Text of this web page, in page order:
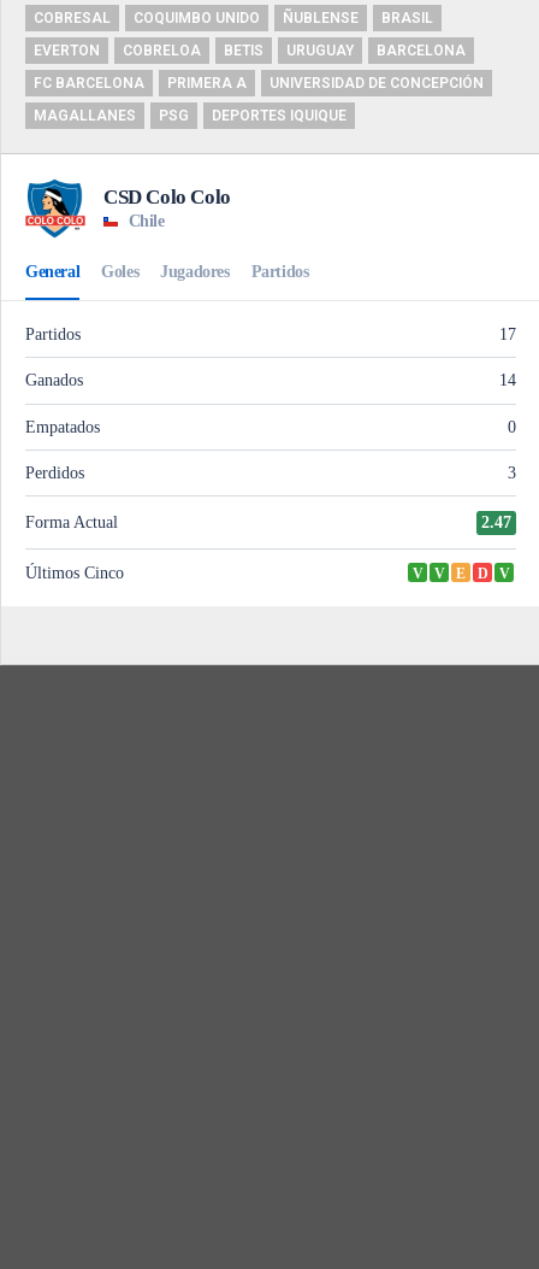
COBRESAL
COQUIMBO UNIDO ÑUBLENSE
BRASIL
EVERTON
COBRELOA BETIS URUGUAY
BARCELONA
FC BARCELONA
PRIMERA A
UNIVERSIDAD DE CONCEPCIÓN
MAGALLANES
PSG DEPORTES IQUIQUE